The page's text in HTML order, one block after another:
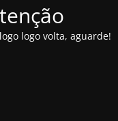
logo volta, aguarde!